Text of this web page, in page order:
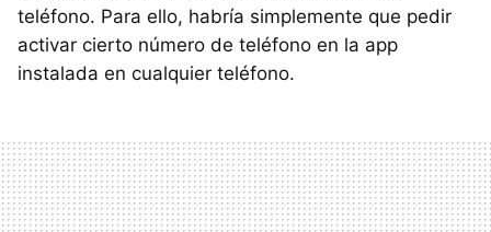
teléfono. Para ello, habría simplemente que pedir
activar cierto número de teléfono en la app
instalada en cualquier teléfono.